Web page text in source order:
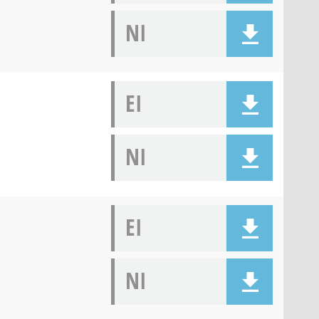
NI
EI
NI
EI
NI